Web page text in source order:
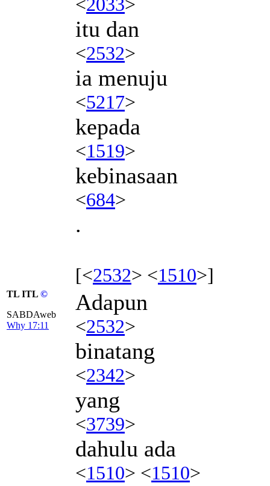
itu dan
<2532>
ia menuju
<5217>
kepada
<1519>
kebinasaan
<684>
.
[<2532> <1510>]
TL ITL ©
SABDAweb
Why 17:11
Adapun
<2532>
binatang
<2342>
yang
<3739>
dahulu ada
<1510> <1510>